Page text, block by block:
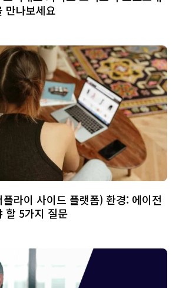
만나보세요
라이 사이드 플랫폼) 환경: 에이전
할 5가지 질문